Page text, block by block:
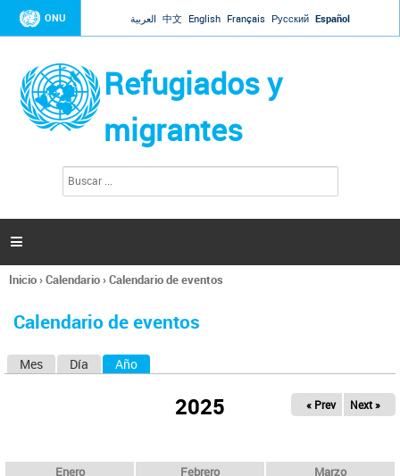
Jump to navigation
ONU العربية 中文 English Français Русский Español
Refugiados y
migrantes
l
s

Se
usted
Inicio›Calendario›Calendario de eventos
Calendario de eventos
Mes Día Año
2025 « Prev Next »
Enero Febrero Marzo